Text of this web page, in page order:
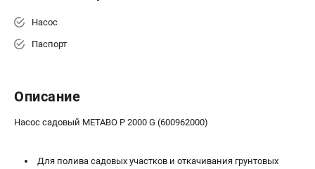
Насос
Паспорт
Описание
Насос садовый METABO P 2000 G (600962000)
Для полива садовых участков и откачивания грунтовых